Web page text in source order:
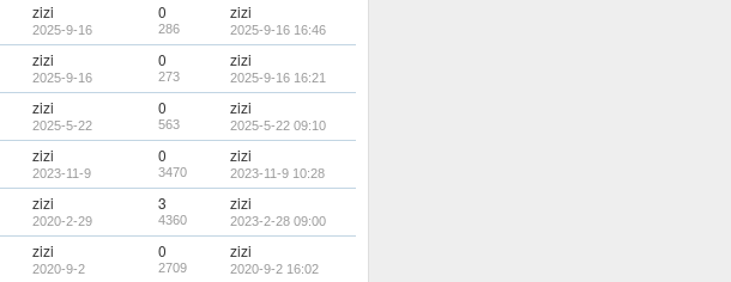
zizi
2025-9-16
0
286
zizi
2025-9-16 16:46
zizi
2025-9-16
0
273
zizi
2025-9-16 16:21
zizi
2025-5-22
0
563
zizi
2025-5-22 09:10
zizi
2023-11-9
0
3470
zizi
2023-11-9 10:28
zizi
2020-2-29
3
4360
zizi
2023-2-28 09:00
zizi
2020-9-2
0
2709
zizi
2020-9-2 16:02